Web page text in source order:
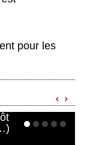
et
besoin,
a
demain ?
et
pour les
‹ ›